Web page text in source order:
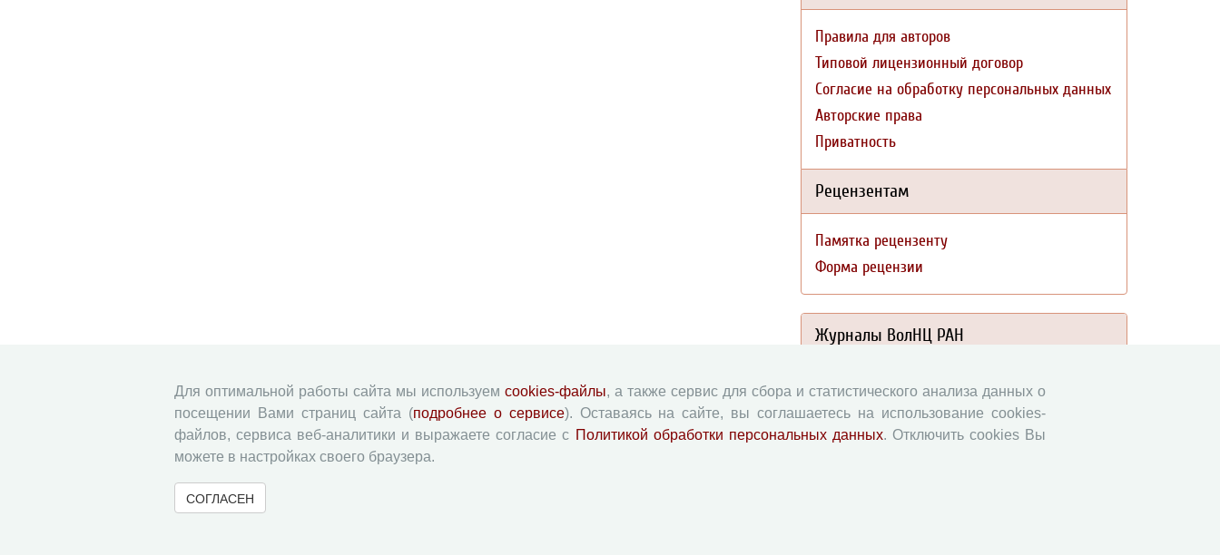
Правила для авторов
Типовой лицензионный договор
Согласие на обработку персональных данных
Авторские права
Приватность
Рецензентам
Памятка рецензенту
Форма рецензии
Журналы ВолНЦ РАН
Экономические и социальные перемены
Проблемы развития территории
Вопросы территориального развития
Для оптимальной работы сайта мы используем cookies-файлы, а также сервис для сбора и статистического анализа данных о
посещении Вами страниц сайта (подробнее о сервисе). Оставаясь на сайте, вы соглашаетесь на использование cookies-
файлов, сервиса веб-аналитики и выражаете согласие с Политикой обработки персональных данных. Отключить cookies Вы
можете в настройках своего браузера.
СОГЛАСЕН